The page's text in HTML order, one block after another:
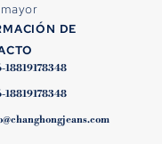
DE
18819178348
18819178348